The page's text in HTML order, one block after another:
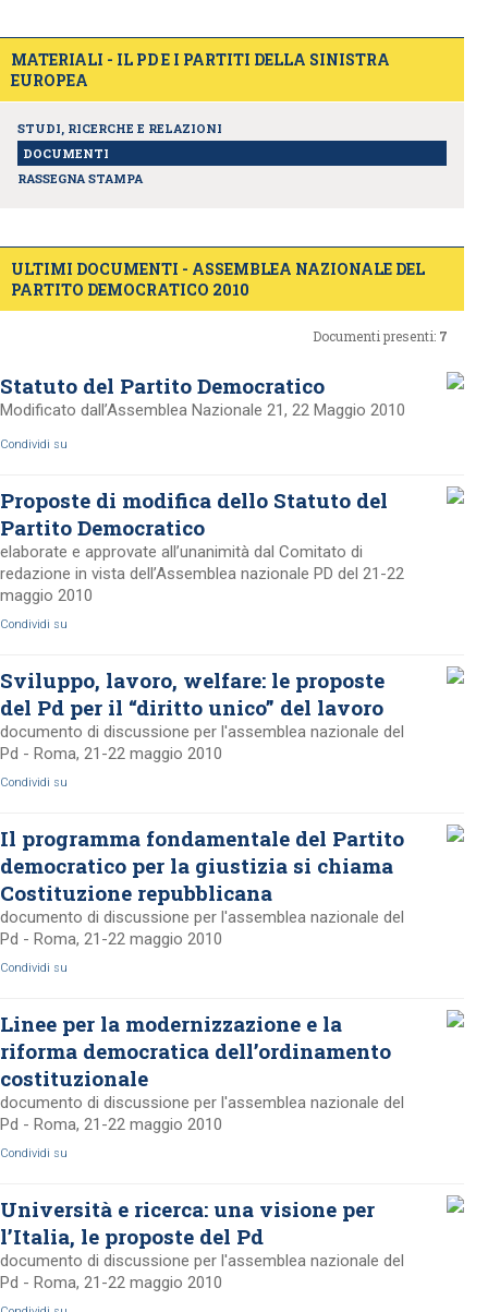
MATERIALI - IL PD E I PARTITI DELLA SINISTRA
EUROPEA
STUDI, RICERCHE E RELAZIONI
DOCUMENTI
RASSEGNA STAMPA
ULTIMI DOCUMENTI - ASSEMBLEA NAZIONALE DEL
PARTITO DEMOCRATICO 2010
Documenti presenti: 7
Statuto del Partito Democratico
Modificato dall’Assemblea Nazionale 21, 22 Maggio 2010
Condividi su
Proposte di modifica dello Statuto del
Partito Democratico
elaborate e approvate all’unanimità dal Comitato di
redazione in vista dell’Assemblea nazionale PD del 21-22
maggio 2010
Condividi su
Sviluppo, lavoro, welfare: le proposte
del Pd per il “diritto unico” del lavoro
documento di discussione per l'assemblea nazionale del
Pd - Roma, 21-22 maggio 2010
Condividi su
Il programma fondamentale del Partito
democratico per la giustizia si chiama
Costituzione repubblicana
documento di discussione per l'assemblea nazionale del
Pd - Roma, 21-22 maggio 2010
Condividi su
Linee per la modernizzazione e la
riforma democratica dell’ordinamento
costituzionale
documento di discussione per l'assemblea nazionale del
Pd - Roma, 21-22 maggio 2010
Condividi su
Università e ricerca: una visione per
l’Italia, le proposte del Pd
documento di discussione per l'assemblea nazionale del
Pd - Roma, 21-22 maggio 2010